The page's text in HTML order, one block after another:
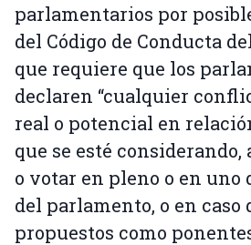
parlamentarios por
del Código de Conducta
que requiere que los
declaren “cualquier
real o potencial en
que se esté considerando,
o votar en pleno o en uno
del parlamento, o en caso
propuestos como